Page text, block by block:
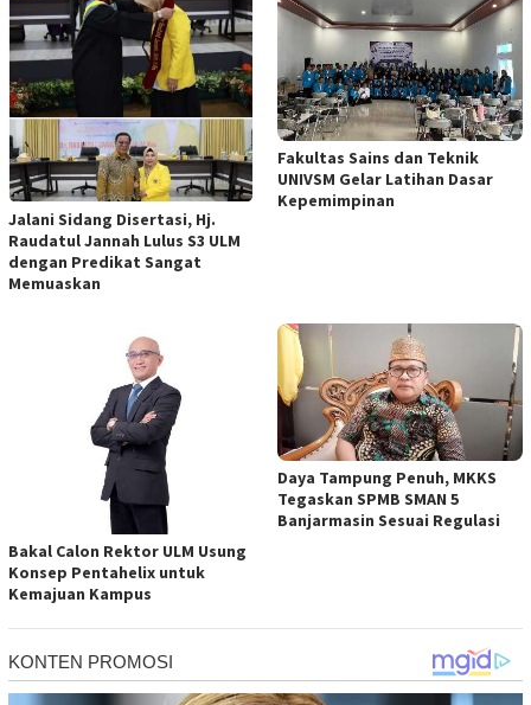
Jalani Sidang Disertasi, Hj.
Raudatul Jannah Lulus S3 ULM
dengan Predikat Sangat
Memuaskan
Fakultas Sains dan Teknik
UNIVSM Gelar Latihan Dasar
Kepemimpinan
Bakal Calon Rektor ULM Usung
Konsep Pentahelix untuk
Kemajuan Kampus
Daya Tampung Penuh, MKKS
Tegaskan SPMB SMAN 5
Banjarmasin Sesuai Regulasi